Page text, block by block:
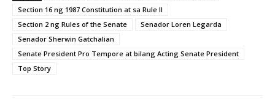
Section 16 ng 1987 Constitution at sa Rule II
Section 2 ng Rules of the Senate
Senador Loren Legarda
Senador Sherwin Gatchalian
Senate President Pro Tempore at bilang Acting Senate President
Top Story